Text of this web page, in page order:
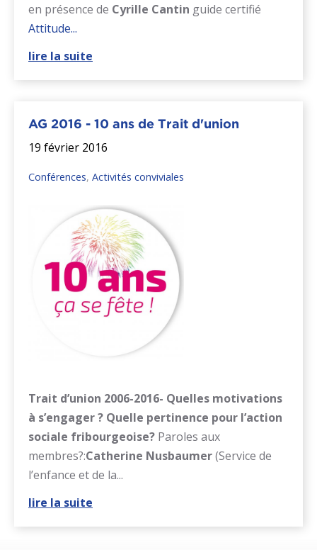
en présence de Cyrille Cantin guide certifié
Attitude...
lire la suite
AG 2016 - 10 ans de Trait d'union
19 février 2016
Conférences, Activités conviviales
Trait d’union 2006-2016- Quelles motivations
à s’engager ? Quelle pertinence pour l’action
sociale fribourgeoise? Paroles aux
membres?:Catherine Nusbaumer(Service de
l’enfance et de la...
lire la suite